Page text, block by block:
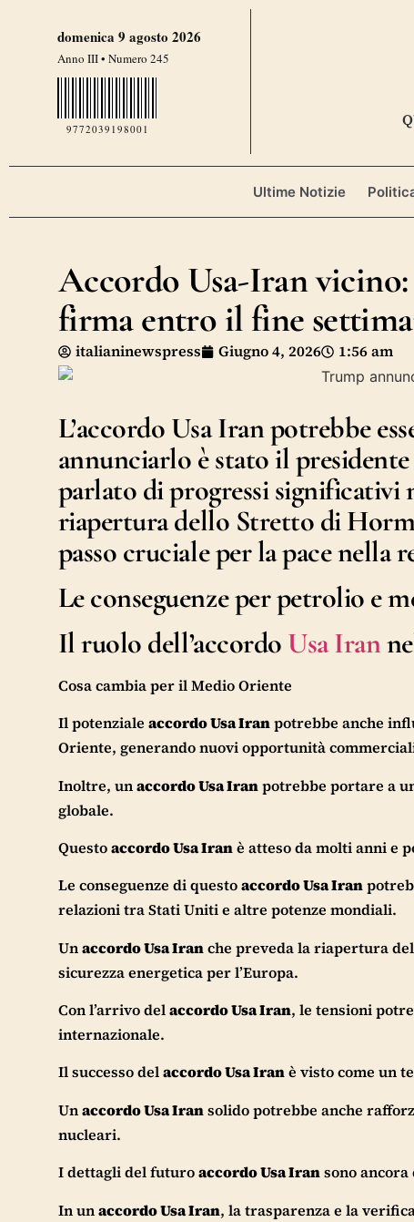
domenica 9 agosto 2026
Anno III • Numero 245
9772039198001
Ultime Notizie
Accordo Usa-Iran
firma entro il fine
italianinewspress Giugno 4, 2026 1:56 am
L’accordo Usa Iranpotrebbe
annunciarlo è stato il
parlato di progressi significativi
riapertura dello Stretto di
passo cruciale per la pace nella
Le conseguenze per petrolio e
Il ruolo dell’accordo Usa Iran
Cosa cambia per il Medio Oriente
Il potenziale accordo Usa Iranpotrebbe anche
Oriente, generando nuovi opportunità
Inoltre, unaccordo Usa Iranpotrebbe portare a
globale.
Questoaccordo Usa Iranè atteso da molti anni e
Le conseguenze di questoaccordo Usa Iran
relazioni tra Stati Uniti e altre potenze mondiali.
Unaccordo Usa Iranche preveda la riapertura
sicurezza energetica per l’Europa.
Con l’arrivo delaccordo Usa Iran, le tensioni
internazionale.
Il successo delaccordo Usa Iranè visto come un
Unaccordo Usa Iransolido potrebbe anche
nucleari.
I dettagli del futuroaccordo Usa Iransono ancora
In unaccordo Usa Iran, la trasparenza e la